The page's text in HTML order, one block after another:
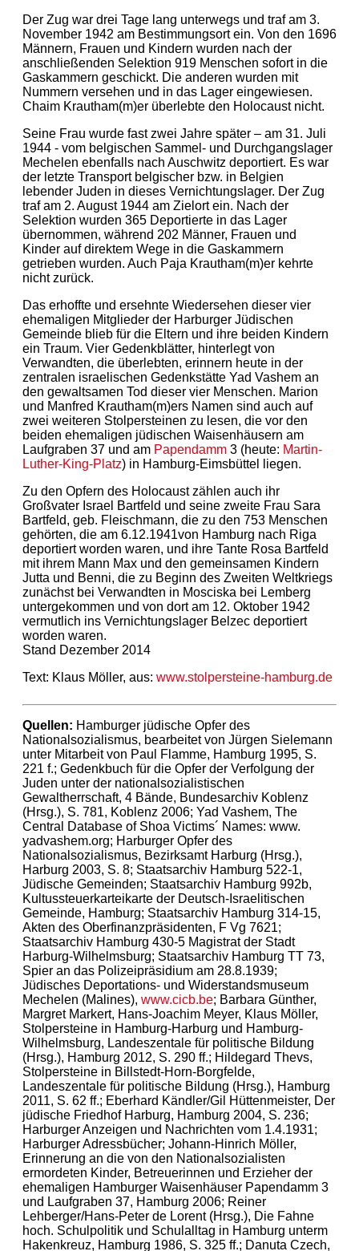
Der Zug war drei Tage lang unterwegs und traf am 3.
November 1942 am Bestimmungsort ein. Von den 1696
Männern, Frauen und Kindern wurden nach der
anschließenden Selektion 919 Menschen sofort in die
Gaskammern geschickt. Die anderen wurden mit
Nummern versehen und in das Lager eingewiesen.
Chaim Krautham(m)er überlebte den Holocaust nicht.
Seine Frau wurde fast zwei Jahre später – am 31. Juli
1944 - vom belgischen Sammel- und Durchgangslager
Mechelen ebenfalls nach Auschwitz deportiert. Es war
der letzte Transport belgischer bzw. in Belgien
lebender Juden in dieses Vernichtungslager. Der Zug
traf am 2. August 1944 am Zielort ein. Nach der
Selektion wurden 365 Deportierte in das Lager
übernommen, während 202 Männer, Frauen und
Kinder auf direktem Wege in die Gaskammern
getrieben wurden. Auch Paja Krautham(m)er kehrte
nicht zurück.
Das erhoffte und ersehnte Wiedersehen dieser vier
ehemaligen Mitglieder der Harburger Jüdischen
Gemeinde blieb für die Eltern und ihre beiden Kindern
ein Traum. Vier Gedenkblätter, hinterlegt von
Verwandten, die überlebten, erinnern heute in der
zentralen israelischen Gedenkstätte Yad Vashem an
den gewaltsamen Tod dieser vier Menschen. Marion
und Manfred Krautham(m)ers Namen sind auch auf
zwei weiteren Stolpersteinen zu lesen, die vor den
beiden ehemaligen jüdischen Waisenhäusern am
Laufgraben 37 und am Papendamm 3 (heute: Martin-
Luther-King-Platz) in Hamburg-Eimsbüttel liegen.
Zu den Opfern des Holocaust zählen auch ihr
Großvater Israel Bartfeld und seine zweite Frau Sara
Bartfeld, geb. Fleischmann, die zu den 753 Menschen
gehörten, die am 6.12.1941von Hamburg nach Riga
deportiert worden waren, und ihre Tante Rosa Bartfeld
mit ihrem Mann Max und den gemeinsamen Kindern
Jutta und Benni, die zu Beginn des Zweiten Weltkriegs
zunächst bei Verwandten in Mosciska bei Lemberg
untergekommen und von dort am 12. Oktober 1942
vermutlich ins Vernichtungslager Belzec deportiert
worden waren.
Stand Dezember 2014
Text: Klaus Möller, aus: www.stolpersteine-hamburg.de
Quellen: Hamburger jüdische Opfer des
Nationalsozialismus, bearbeitet von Jürgen Sielemann
unter Mitarbeit von Paul Flamme, Hamburg 1995, S.
221 f.; Gedenkbuch für die Opfer der Verfolgung der
Juden unter der nationalsozialistischen
Gewaltherrschaft, 4 Bände, Bundesarchiv Koblenz
(Hrsg.), S. 781, Koblenz 2006; Yad Vashem, The
Central Database of Shoa Victims´ Names: www.
yadvashem.org; Harburger Opfer des
Nationalsozialismus, Bezirksamt Harburg (Hrsg.),
Harburg 2003, S. 8; Staatsarchiv Hamburg 522-1,
Jüdische Gemeinden; Staatsarchiv Hamburg 992b,
Kultussteuerkarteikarte der Deutsch-Israelitischen
Gemeinde, Hamburg; Staatsarchiv Hamburg 314-15,
Akten des Oberfinanzpräsidenten, F Vg 7621;
Staatsarchiv Hamburg 430-5 Magistrat der Stadt
Harburg-Wilhelmsburg; Staatsarchiv Hamburg TT 73,
Spier an das Polizeipräsidium am 28.8.1939;
Jüdisches Deportations- und Widerstandsmuseum
Mechelen (Malines), www.cicb.be; Barbara Günther,
Margret Markert, Hans-Joachim Meyer, Klaus Möller,
Stolpersteine in Hamburg-Harburg und Hamburg-
Wilhelmsburg, Landeszentale für politische Bildung
(Hrsg.), Hamburg 2012, S. 290 ff.; Hildegard Thevs,
Stolpersteine in Billstedt-Horn-Borgfelde,
Landeszentale für politische Bildung (Hrsg.), Hamburg
2011, S. 62 ff.; Eberhard Kändler/Gil Hüttenmeister, Der
jüdische Friedhof Harburg, Hamburg 2004, S. 236;
Harburger Anzeigen und Nachrichten vom 1.4.1931;
Harburger Adressbücher; Johann-Hinrich Möller,
Erinnerung an die von den Nationalsozialisten
ermordeten Kinder, Betreuerinnen und Erzieher der
ehemaligen Hamburger Waisenhäuser Papendamm 3
und Laufgraben 37, Hamburg 2006; Reiner
Lehberger/Hans-Peter de Lorent (Hrsg.), Die Fahne
hoch. Schulpolitik und Schulalltag in Hamburg unterm
Hakenkreuz, Hamburg 1986, S. 325 ff.; Danuta Czech,